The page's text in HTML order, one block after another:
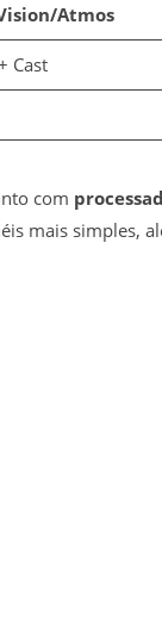
Atmos
Cast
com
mais simples,